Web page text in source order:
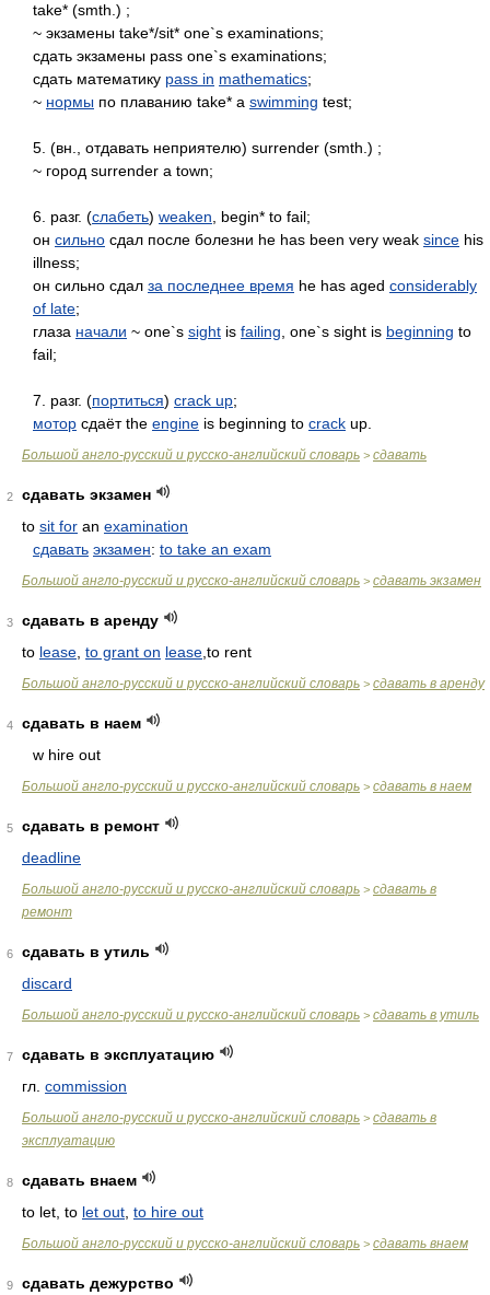
take* (smth.) ;
~ экзамены take*/sit* one`s examinations;
сдать экзамены pass one`s examinations;
сдать математику pass in mathematics;
~ нормы по плаванию take* а swimming test;
5. (вн., отдавать неприятелю) surrender (smth.) ;
~ город surrender а town;
6. разг. (слабеть) weaken , begin* to fail;
он сильно сдал после болезни he has been very weak since his
illness;
он сильно сдал за последнее время he has aged considerably
of late;
глаза начали ~ one`s sight is failing , one`s sight is beginning to
fail;
7. разг. (портиться) crack up;
мотор сдаёт the engine is beginning to crack up.
Большой англо-русский и русско-английский словарь > сдавать
2
сдавать экзамен
to sit for an examination
сдавать экзамен: to take an exam
Большой англо-русский и русско-английский словарь > сдавать экзамен
3
сдавать в аренду
to lease to grant on lease ,to rent
Большой англо-русский и русско-английский словарь > сдавать в аренду
4
сдавать в наем
w hire out
Большой англо-русский и русско-английский словарь > сдавать в наем
5
сдавать в ремонт
deadline
Большой англо-русский и русско-английский словарь > сдавать в
ремонт
6
сдавать в утиль
discard
Большой англо-русский и русско-английский словарь > сдавать в утиль
7
сдавать в эксплуатацию
гл. commission
Большой англо-русский и русско-английский словарь > сдавать в
эксплуатацию
8
сдавать внаем
to let, to let out to hire out
Большой англо-русский и русско-английский словарь > сдавать внаем
9 сдавать дежурство